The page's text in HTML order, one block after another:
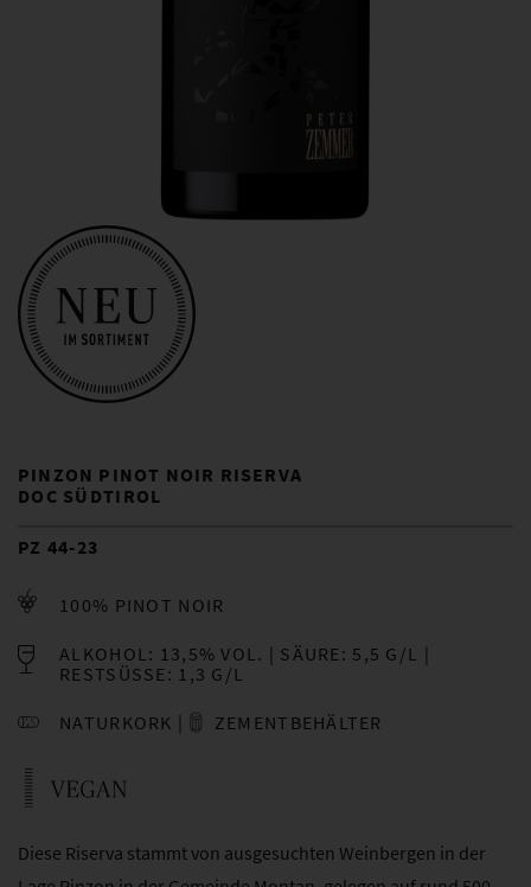
PINZON PINOT NOIR RISERVA
DOC SÜDTIROL
PZ 44-23
100% PINOT NOIR
ALKOHOL: 13,5% VOL.
SÄURE: 5,5 G/L
RESTSÜSSE: 1,3 G/L
NATURKORK ZEMENTBEHÄLTER
Diese Riserva stammt von ausgesuchten Weinbergen in der